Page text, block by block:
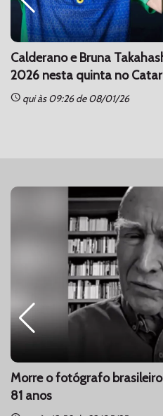
Calderano e Bruna
2026 nesta quinta no Catar
schedule qui às 09:26 de 08/01/26
Morre o fotógrafo
81 anos